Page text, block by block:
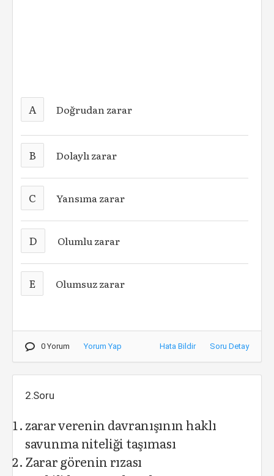
A Doğrudan zarar
B Dolaylı zarar
C Yansıma zarar
D Olumlu zarar
E Olumsuz zarar
0 Yorum Yorum Yap Hata Bildir Soru Detay
2.Soru
zarar verenin davranışının haklı
savunma niteliği taşıması
Zarar görenin rızası